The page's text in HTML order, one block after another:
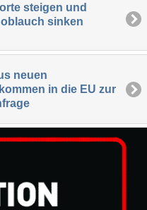
steigen und
sinken
neuen
in die EU zur